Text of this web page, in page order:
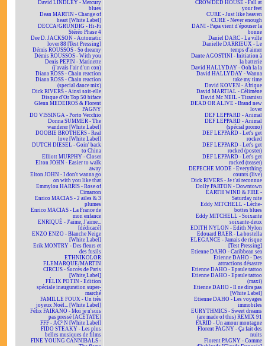
David LINDLEY - Mercury
blues
Dean MARTIN - Change of
heart [White Label]
DECCA/GRUNDIG - Hi-Fi
Stéréo Phase 4
Dee D. JACKSON - Automatic
lover 88 [Test Pressing]
Démis ROUSSOS - So dreamy
Démis ROUSSOS - With you
Denis PEPIN - Marinette
(j'avais l'air d'un con)
Diana ROSS - Chain reaction
Diana ROSS - Chain reaction
(special dance mix)
Dick RIVERS - Ainsi soit-elle
Disque d'Or Top 50 biface
Glenn MEDEIROS & Florent
PAGNY
DO VISSINGA - Porto Vecchio
Donna SUMMER - The
wanderer [White Label]
DOOBIE BROTHERS - Real
love [White Label]
DUTCH DIESEL - Goin' back
to China
Elliott MURPHY - Closer
Elton JOHN - Easier to walk
away
Elton JOHN - I don't wanna go
on with you like that
Emmylou HARRIS - Rose of
Cimarron
Enrico MACIAS - 2 ailes & 3
plumes
Enrico MACIAS - La France de
mon enfance
ENRIQUÉ - J'aime, J'aime...
[dédicacé]
ENZO ENZO - Blanche Neige
[White Label]
Erik MONTRY - Des fleurs et
des fusils
ETHNIKOLOR
F.LEMARQUE/MARTIN
CIRCUS - Succès de Paris
[White Label]
FÉLIX POTIN - Édition
spéciale inauguration super-
marché
FAMILLE FOUX - Un très
joyeux Noël... [White Label]
Félix FAIRANO - Moi je n'suis
pas pressé [ACÉTATE]
FFF - AC² N [White Label]
FIDO STEAKY - Les plus
belles musiques de films
FINE YOUNG CANNIBALS -
CROWDED HOUSE - Fall at
your feet
CURE - Just like heaven
CURE - Never enough
DANI - Papa vient d'épouser la
bonne
Daniel DARC - La ville
Danielle DARRIEUX - Le
temps d'aimer
Dante AGOSTINI - Initiation à
la batterie
David HALLYDAY - Ooh la la
David HALLYDAY - Wanna
take my time
David KOVEN - Afrique
David MARTIAL - Célimène
David Mc NEIL - Tiramisu
DEAD OR ALIVE - Brand new
lover
DEF LEPPARD - Animal
DEF LEPPARD - Animal
(spécial promo)
DEF LEPPARD - Let's get
rocked
DEF LEPPARD - Let's get
rocked (poster)
DEF LEPPARD - Let's get
rocked (teaser)
DEPECHE MODE - Everything
counts (live)
Dick RIVERS - Je t'ai reconnue
Dolly PARTON - Downtown
EARTH WIND & FIRE -
Saturday nite
Eddy MITCHELL - Lèche-
bottes blues
Eddy MITCHELL - Soixante
soixante-deux
EDITH NYLON - Edith Nylon
Edouard BAER - La bostella
ELEGANCE - Jamais de risque
[Test Pressing]
Etienne DAHO - Caribbean sea
Etienne DAHO - Des
attractions désastre
Etienne DAHO - Epaule tattoo
Etienne DAHO - Epaule tattoo
(maxi)
Etienne DAHO - Il ne dira pas
[White Label]
Etienne DAHO - Les voyages
immobiles
EURYTHMICS - Sweet dreams
(are made of this) REMIX 91
FARID - Un amour montagne
Florent PAGNY - Ça fait des
nuits
Florent PAGNY - Comme